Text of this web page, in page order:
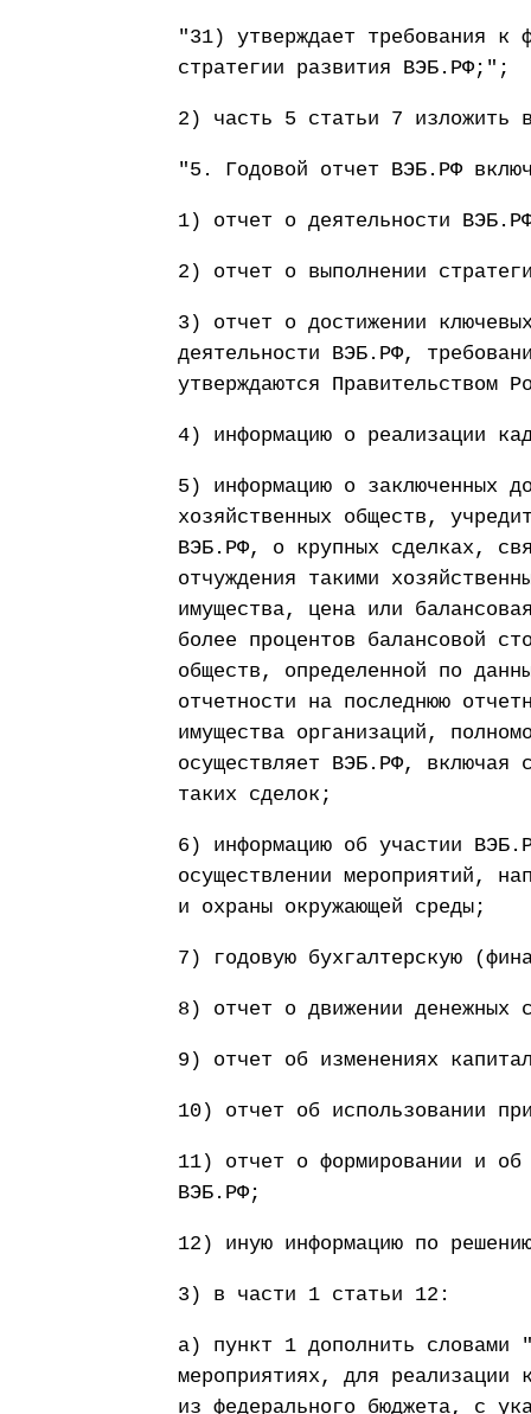
"31) утверждает требования к
стратегии развития ВЭБ.РФ;";
2) часть 5 статьи 7 изложить
"5. Годовой отчет ВЭБ.РФ
1) отчет о деятельности
2) отчет о выполнении
3) отчет о достижении
деятельности ВЭБ.РФ,
утверждаются Правительством
4) информацию о реализации
5) информацию о заключенных
хозяйственных обществ,
ВЭБ.РФ, о крупных сделках,
отчуждения такими
имущества, цена или
более процентов балансовой
обществ, определенной по
отчетности на последнюю
имущества организаций,
осуществляет ВЭБ.РФ, включая
таких сделок;
6) информацию об участии
осуществлении мероприятий,
и охраны окружающей среды;
7) годовую бухгалтерскую
8) отчет о движении денежных
9) отчет об изменениях
10) отчет об использовании
11) отчет о формировании и об
ВЭБ.РФ;
12) иную информацию по
3) в части 1 статьи 12:
а) пункт 1 дополнить словами
мероприятиях, для реализации
из федерального бюджета, с